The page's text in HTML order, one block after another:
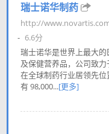
瑞士诺华制药
http://
6.6分
瑞士诺华是世界上最大
及保健营养品，公司致力
在全球制药行业居领先
有 98,000...[更多]